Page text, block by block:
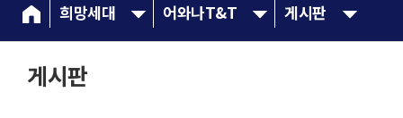
희망세대 어와나T&T 게시판
게시판